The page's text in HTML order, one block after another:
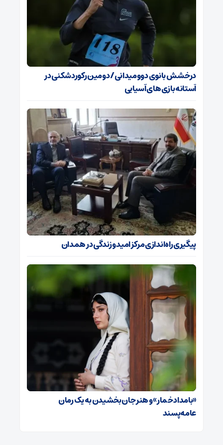
درخشش بانوی دوومیدانی/ دومین رکوردشکنی در
آستانه بازی‌های آسیایی
پیگیری راه‌اندازی مرکز امید و زندگی در همدان
«بامداد خمار» و هنر جان بخشیدن به یک رمان
عامه‌پسند